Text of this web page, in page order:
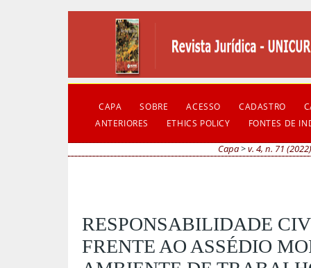
CAPA SOBRE ACESSO CADASTRO
ANTERIORES
ETHICS POLICY FONTES DE
Capa>v. 4, n. 71 (2022)
RESPONSABILIDADE
FRENTE AO ASSÉDIO